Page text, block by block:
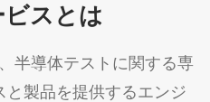
スとは
半導体テストに関する専
と製品を提供するエンジ